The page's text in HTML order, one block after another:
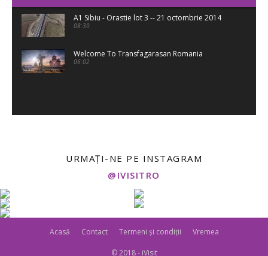
A1 Sibiu - Orastie lot 3 -- 21 octombrie 2014
08:30
Welcome To Transfagarasan Romania
06:02
URMAȚI-NE PE INSTAGRAM
@IVISITRO
Acasă Contact Termeni și condiții Vremea
© 2018 - iVisit